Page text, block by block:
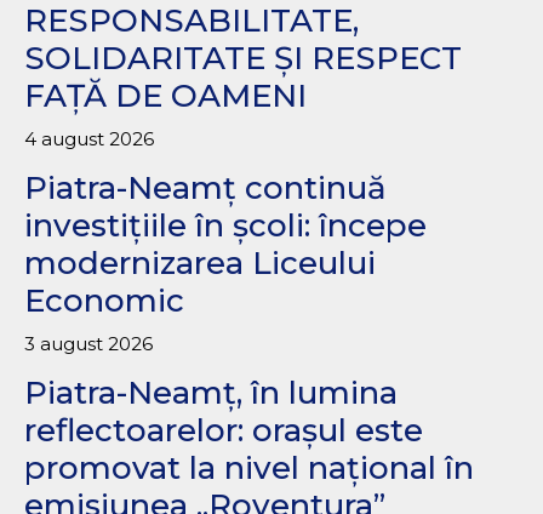
RESPONSABILITATE,
SOLIDARITATE ȘI RESPECT
FAȚĂ DE OAMENI
4 august 2026
Piatra-Neamț continuă
investițiile în școli: începe
modernizarea Liceului
Economic
3 august 2026
Piatra-Neamț, în lumina
reflectoarelor: orașul este
promovat la nivel național în
emisiunea „Roventura”